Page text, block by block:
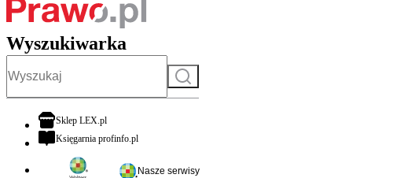
Wyszukiwarka
Szukaj
Sklep LEX.plotwiera się w nowej karcie
Księgarnia profinfo.plotwiera się w nowej karcie
Nasze serwisy